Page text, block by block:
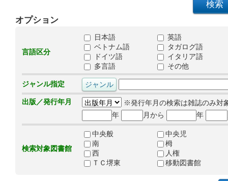
オプション
言語区分
日本語
英語
ベトナム語
タガログ語
ドイツ語
イタリア語
多言語
その他
ジャンル指定
出版／発行年月
※発行年月の検索は雑誌のみ対
年
月から 年
検索対象図書館
中央般
中央児
南
栂
西
人権
ＴＣ堺東
移動図書館